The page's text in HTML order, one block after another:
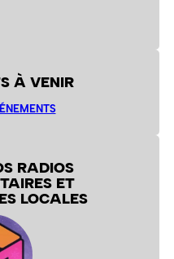
À VENIR
RADIOS
ET
LOCALES